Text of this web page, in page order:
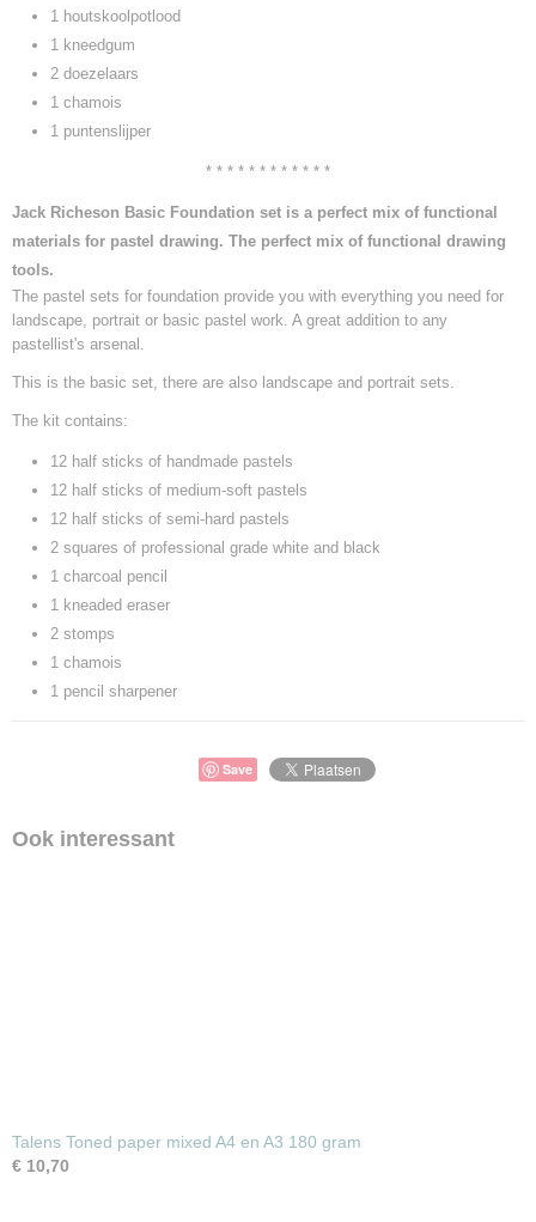
1 houtskoolpotlood
1 kneedgum
2 doezelaars
1 chamois
1 puntenslijper
* * * * * * * * * * * *
Jack Richeson Basic Foundation set is a perfect mix of functional
materials for pastel drawing. The perfect mix of functional drawing
tools.
The pastel sets for foundation provide you with everything you need for
landscape, portrait or basic pastel work. A great addition to any
pastellist's arsenal.
This is the basic set, there are also landscape and portrait sets.
The kit contains:
12 half sticks of handmade pastels
12 half sticks of medium-soft pastels
12 half sticks of semi-hard pastels
2 squares of professional grade white and black
1 charcoal pencil
1 kneaded eraser
2 stomps
1 chamois
1 pencil sharpener
Save
Ook interessant
Talens Toned paper mixed A4 en A3 180 gram
€ 10,70